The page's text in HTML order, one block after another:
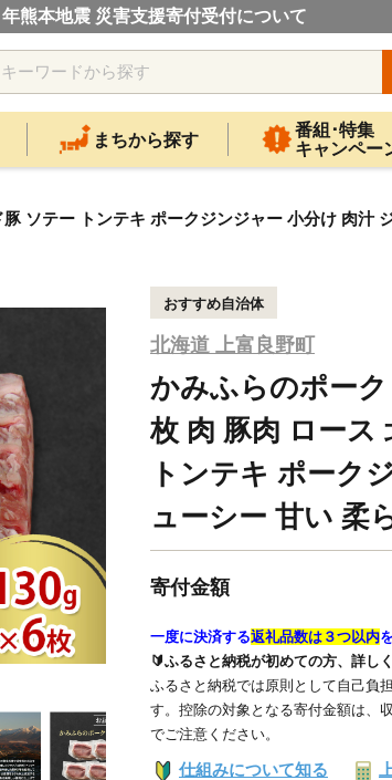
熊本地震 災害支援寄付受付について
まちから探す
番組･特集
キャンペー
ソテー トンテキ ポークジンジャー 小分け 肉汁
おすすめ自治体
北海道 上富良野町
かみふらのポー
枚 肉 豚肉 ロース
トンテキ ポーク
ューシー 甘い 柔
寄付金額
一度に決済する返礼品数は３つ以内
🔰ふるさと納税が初めての方、詳し
ふるさと納税では原則として自己負
す。控除の対象となる寄付金額は、
でご注意ください。
仕組みについて知る